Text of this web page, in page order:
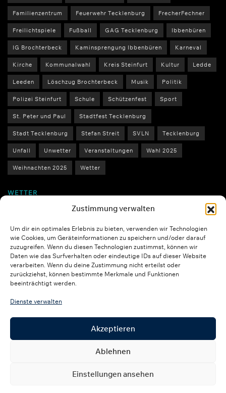
Zustimmung verwalten
Um dir ein optimales Erlebnis zu bieten, verwenden wir Technologien
wie Cookies, um Geräteinformationen zu speichern und/oder darauf
zuzugreifen. Wenn du diesen Technologien zustimmst, können wir
Daten wie das Surfverhalten oder eindeutige IDs auf dieser Website
verarbeiten. Wenn du deine Zustimmung nicht erteilst oder
zurückziehst, können bestimmte Merkmale und Funktionen
beeinträchtigt werden.
Dienste verwalten
Akzeptieren
Ablehnen
Einstellungen ansehen
Familienzentrum Feuerwehr Tecklenburg FrecherFechner
Freilichtspiele Fußball GAG Tecklenburg Ibbenbüren
IG Brochterbeck Kaminsprengung Ibbenbüren Karneval
Kirche Kommunalwahl Kreis Steinfurt Kultur Ledde
Leeden Löschzug Brochterbeck Musik Politik
Polizei Steinfurt Schule Schützenfest Sport
St. Peter und Paul Stadtfest Tecklenburg
Stadt Tecklenburg Stefan Streit SVLN Tecklenburg
Unfall Unwetter Veranstaltungen Wahl 2025
Weihnachten 2025 Wetter
WETTER
Über uns Kontakt
Impressum
Datenschutzerklärung
Transparenzhinweis KI
© 2025 RBO Aktuell / L&S Studios. Alle Rechte vorbehalten.